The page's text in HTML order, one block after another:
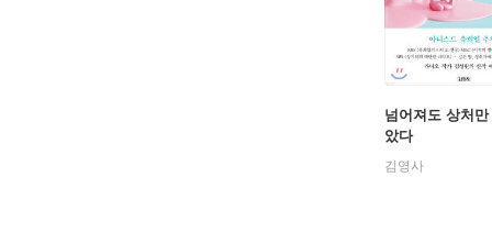
넘어져도 상처
았다
김영사